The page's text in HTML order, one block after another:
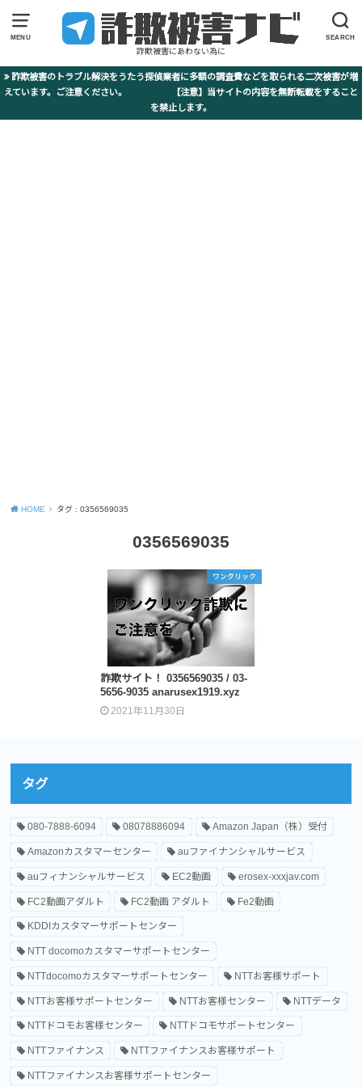
MENU SEARCH
詐欺被害にあわない為に
詐欺被害のトラブル解決をうたう探偵業者に多額の調査費などを取られる二次被害が増
えています。ご注意ください。 【注意】当サイトの内容を無断転載をすること
を禁止します。
HOME タグ : 0356569035
0356569035
ワンクリック
詐欺サイト！ 0356569035 / 03-
5656-9035 anarusex1919.xyz
2021年11月30日
タグ
080-7888-6094 08078886094 Amazon Japan（株）受付
Amazonカスタマーセンター auファイナンシャルサービス
auフィナンシャルサービス EC2動画 erosex-xxxjav.com
FC2動画アダルト FC2動画 アダルト Fe2動画
KDDIカスタマーサポートセンター
NTT docomoカスタマーサポートセンター
NTTdocomoカスタマーサポートセンター NTTお客様サポート
NTTお客様サポートセンター NTTお客様センター NTTデータ
NTTドコモお客様センター NTTドコモサポートセンター
NTTファイナンス NTTファイナンスお客様サポート
NTTファイナンスお客様サポートセンター